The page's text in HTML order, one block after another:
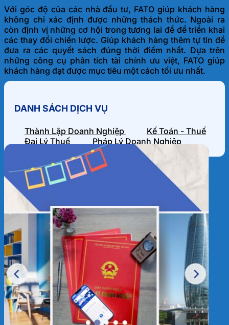
Với góc độ của các nhà đầu tư, FATO giúp khách hàng
không chỉ xác định được những thách thức. Ngoài ra
còn định vị những cơ hội trong tương lai để để triển khai
các thay đổi chiến lược. Giúp khách hàng thêm tự tin để
đưa ra các quyết sách đúng thời điểm nhất. Dựa trên
những công cụ phân tích tài chính ưu việt, FATO giúp
khách hàng đạt được mục tiêu một cách tối ưu nhất.
DANH SÁCH DỊCH VỤ
Thành Lập Doanh Nghiệp
Kế Toán - Thuế
Đại Lý Thuế
Pháp Lý Doanh Nghiệp
HỒ SƠ NĂNG LỰC